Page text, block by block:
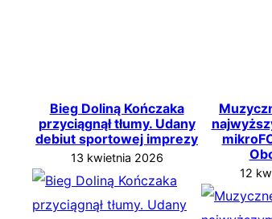
Bieg Doliną Kończaka
przyciągnął tłumy. Udany
debiut sportowej imprezy
13 kwietnia 2026
12